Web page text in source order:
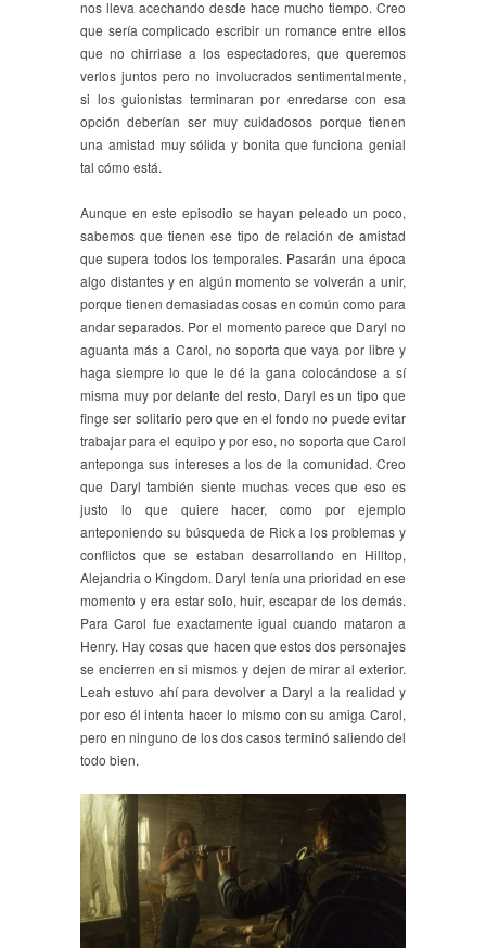
nos lleva acechando desde hace mucho tiempo. Creo
que sería complicado escribir un romance entre ellos
que no chirriase a los espectadores, que queremos
verlos juntos pero no involucrados sentimentalmente,
si los guionistas terminaran por enredarse con esa
opción deberían ser muy cuidadosos porque tienen
una amistad muy sólida y bonita que funciona genial
tal cómo está.
Aunque en este episodio se hayan peleado un poco,
sabemos que tienen ese tipo de relación de amistad
que supera todos los temporales. Pasarán una época
algo distantes y en algún momento se volverán a unir,
porque tienen demasiadas cosas en común como para
andar separados. Por el momento parece que Daryl no
aguanta más a Carol, no soporta que vaya por libre y
haga siempre lo que le dé la gana colocándose a sí
misma muy por delante del resto, Daryl es un tipo que
finge ser solitario pero que en el fondo no puede evitar
trabajar para el equipo y por eso, no soporta que Carol
anteponga sus intereses a los de la comunidad. Creo
que Daryl también siente muchas veces que eso es
justo lo que quiere hacer, como por ejemplo
anteponiendo su búsqueda de Rick a los problemas y
conflictos que se estaban desarrollando en Hilltop,
Alejandria o Kingdom. Daryl tenía una prioridad en ese
momento y era estar solo, huir, escapar de los demás.
Para Carol fue exactamente igual cuando mataron a
Henry. Hay cosas que hacen que estos dos personajes
se encierren en si mismos y dejen de mirar al exterior.
Leah estuvo ahí para devolver a Daryl a la realidad y
por eso él intenta hacer lo mismo con su amiga Carol,
pero en ninguno de los dos casos terminó saliendo del
todo bien.